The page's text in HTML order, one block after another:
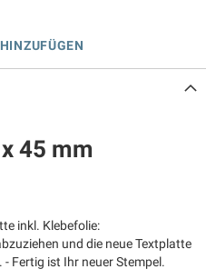
45 mm
inkl. Klebefolie:
und die neue Textplatte
Fertig ist Ihr neuer Stempel.